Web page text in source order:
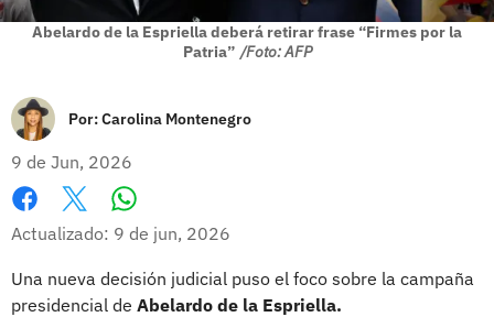
Abelardo de la Espriella deberá retirar frase “Firmes por la
Patria” /Foto: AFP
Por:Carolina Montenegro
9 de Jun, 2026
Facebook
X
Actualizado: 9 de jun, 2026
Una nueva decisión judicial puso el foco sobre la campaña
presidencial de Abelardo de la Espriella.